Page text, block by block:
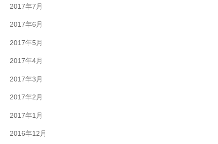
2017年7月
2017年6月
2017年5月
2017年4月
2017年3月
2017年2月
2017年1月
2016年12月